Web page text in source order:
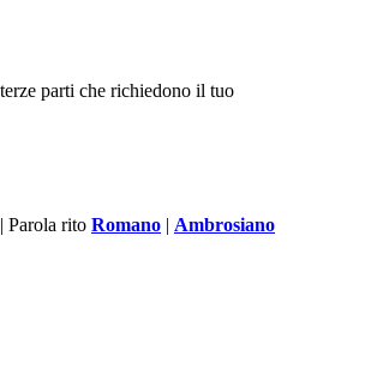
parti che richiedono il tuo
| Parola rito Romano | Ambrosiano